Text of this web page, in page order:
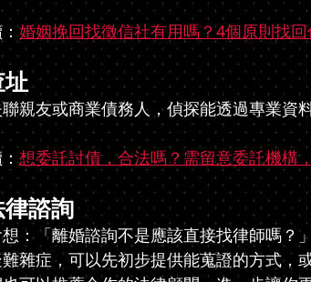
婚姻挽回找徵信社有用嗎？4個原則找
址
親友或商業債務人，偵探能透過專業資
想委託討債，合法嗎？需留意委託機構
諮詢
：「離婚諮詢不是應該直接找律師嗎？
雜症，可以先初步提供能蒐證的方式，